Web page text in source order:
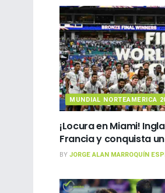
MUNDIAL NORTEAMERICA
¡Locura en Miami!
Francia y conquista
BYJORGE ALAN MARROQUÍN